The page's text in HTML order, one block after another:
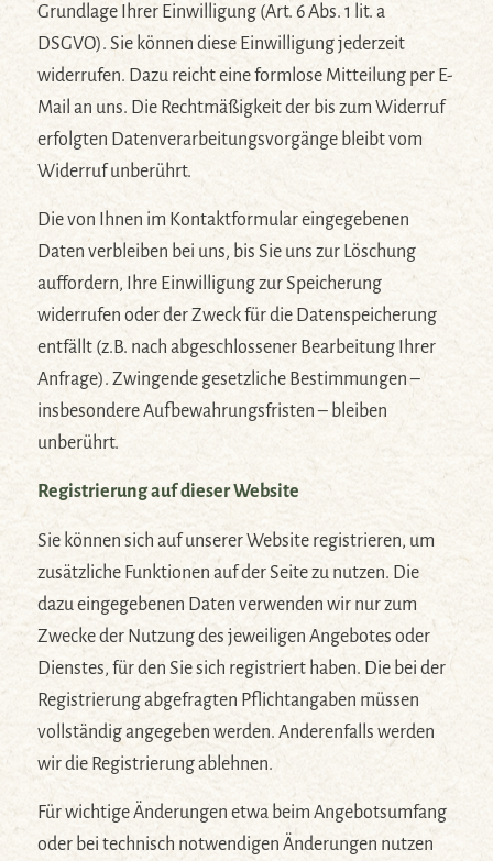
Grundlage Ihrer Einwilligung (Art. 6 Abs. 1 lit. a
DSGVO). Sie können diese Einwilligung jederzeit
widerrufen. Dazu reicht eine formlose Mitteilung per E-
Mail an uns. Die Rechtmäßigkeit der bis zum Widerruf
erfolgten Datenverarbeitungsvorgänge bleibt vom
Widerruf unberührt.
Die von Ihnen im Kontaktformular eingegebenen
Daten verbleiben bei uns, bis Sie uns zur Löschung
auffordern, Ihre Einwilligung zur Speicherung
widerrufen oder der Zweck für die Datenspeicherung
entfällt (z.B. nach abgeschlossener Bearbeitung Ihrer
Anfrage). Zwingende gesetzliche Bestimmungen –
insbesondere Aufbewahrungsfristen – bleiben
unberührt.
Registrierung auf dieser Website
Sie können sich auf unserer Website registrieren, um
zusätzliche Funktionen auf der Seite zu nutzen. Die
dazu eingegebenen Daten verwenden wir nur zum
Zwecke der Nutzung des jeweiligen Angebotes oder
Dienstes, für den Sie sich registriert haben. Die bei der
Registrierung abgefragten Pflichtangaben müssen
vollständig angegeben werden. Anderenfalls werden
wir die Registrierung ablehnen.
Für wichtige Änderungen etwa beim Angebotsumfang
oder bei technisch notwendigen Änderungen nutzen